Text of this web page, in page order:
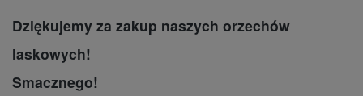
Dziękujemy za zakup naszych orzechów
laskowych!
Smacznego!